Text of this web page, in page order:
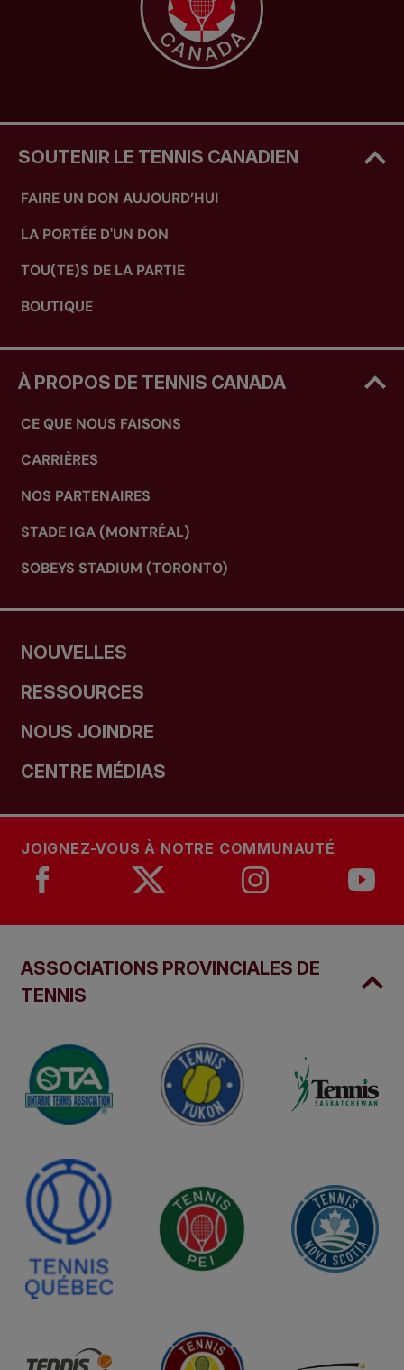
SOUTENIR LE TENNIS CANADIEN
FAIRE UN DON AUJOURD’HUI
LA PORTÉE D'UN DON
TOU(TE)S DE LA PARTIE
BOUTIQUE
À PROPOS DE TENNIS CANADA
CE QUE NOUS FAISONS
CARRIÈRES
NOS PARTENAIRES
STADE IGA (MONTRÉAL)
SOBEYS STADIUM (TORONTO)
NOUVELLES
RESSOURCES
NOUS JOINDRE
CENTRE MÉDIAS
JOIGNEZ-VOUS À NOTRE COMMUNAUTÉ
ASSOCIATIONS PROVINCIALES DE
TENNIS